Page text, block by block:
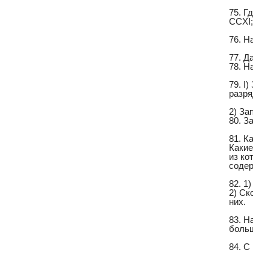
75.
76.
77.
78.
79. I)
2)
80.
81.
из
82.
2)
них.
83.
84. С